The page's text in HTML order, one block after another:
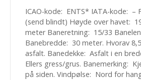
ICAO-kode: ENTS* IATA-kode: –
(send blindt) Høyde over havet:
meter Baneretning: 15/33
Banebredde: 30 meter. Hvorav
asfalt. Banedekke: Asfalt i en
Ellers gress/grus. Banemerking:
på siden. Vindpølse: Nord for